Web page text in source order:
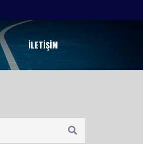
İLETIŞIM